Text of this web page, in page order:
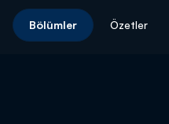
Bölümler Özetler